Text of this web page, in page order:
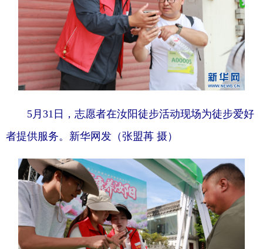
5月31日，志愿者在汝阳徒步活动现场为徒步爱好
者提供服务。新华网发（张盟苒 摄）